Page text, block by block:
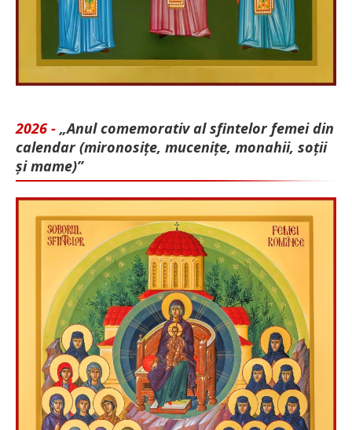
2026 - „Anul comemorativ al sfintelor femei din
calendar (mironosițe, mu­cenițe, monahii, soții
și mame)”